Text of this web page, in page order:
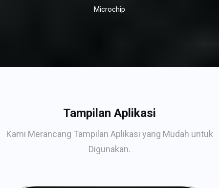
Microchip
Tampilan Aplikasi
Kami Merancang Tampilan Aplikasi yang Mudah untuk
Digunakan.